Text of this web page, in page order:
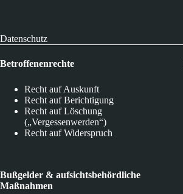
Datenschutz
Betroffenenrechte
Recht auf Auskunft
Recht auf Berichtigung
Recht auf Löschung
(„Vergessenwerden“)
Recht auf Widerspruch
Bußgelder & aufsichtsbehördliche
Maßnahmen